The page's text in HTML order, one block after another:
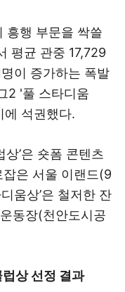
흥행 부문을 싹쓸
평균 관중 17,729
이 증가하는 폭발
2 '풀 스타디움
에 석권했다.
’은 숏폼 콘텐츠
은 서울 이랜드(9
움상’은 철저한 잔
동장(천안도시공
상 선정 결과